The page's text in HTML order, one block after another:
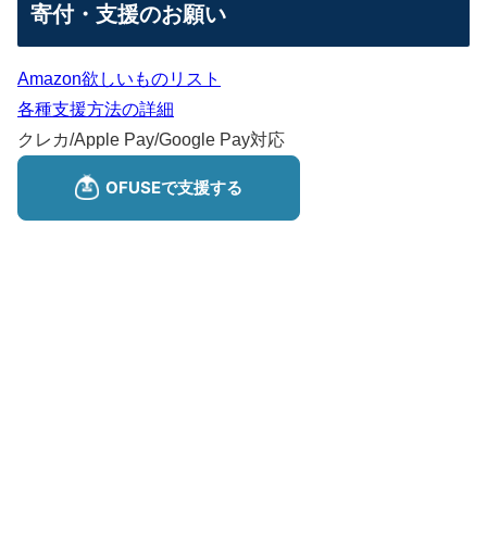
寄付・支援のお願い
Amazon欲しいものリスト
各種支援方法の詳細
クレカ/Apple Pay/Google Pay対応